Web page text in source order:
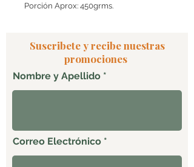
Porción Aprox: 450grms.
Suscribete y recibe nuestras
promociones
Nombre y Apellido
Correo Electrónico